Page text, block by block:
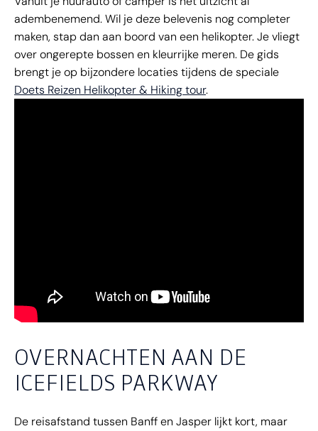
adembenemend. Wil je deze belevenis nog completer
maken, stap dan aan boord van een helikopter. Je vliegt
over ongerepte bossen en kleurrijke meren. De gids
brengt je op bijzondere locaties tijdens de speciale
Doets Reizen Helikopter & Hiking tour.
OVERNACHTEN AAN DE
ICEFIELDS PARKWAY
De reisafstand tussen Banff en Jasper lijkt kort, maar